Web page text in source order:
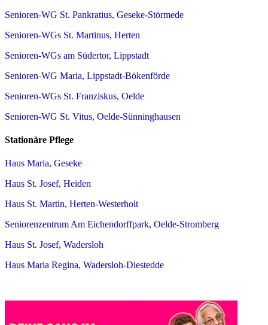
Senioren-WG St. Pankratius, Geseke-Störmede
Senioren-WGs St. Martinus, Herten
Senioren-WGs am Südertor, Lippstadt
Senioren-WG Maria, Lippstadt-Bökenförde
Senioren-WGs St. Franziskus, Oelde
Senioren-WG St. Vitus, Oelde-Sünninghausen
Stationäre Pflege
Haus Maria, Geseke
Haus St. Josef, Heiden
Haus St. Martin, Herten-Westerholt
Seniorenzentrum Am Eichendorffpark, Oelde-Stromberg
Haus St. Josef, Wadersloh
Haus Maria Regina, Wadersloh-Diestedde